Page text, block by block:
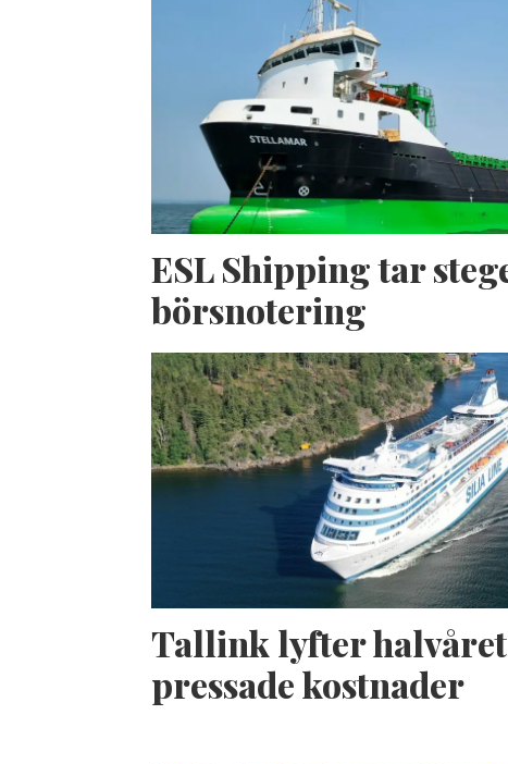
ESL Shipping tar
börsnotering
Tallink lyfter
pressade kostnader